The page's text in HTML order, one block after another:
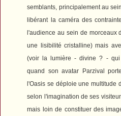
semblants, principalement au
libérant la caméra des
l'audience au sein de morceaux
une lisibilité cristalline) mais
(voir la lumière - divine ? -
quand son avatar Parzival
l'Oasis se déploie une multitude
selon l'imagination de ses
mais loin de constituer des